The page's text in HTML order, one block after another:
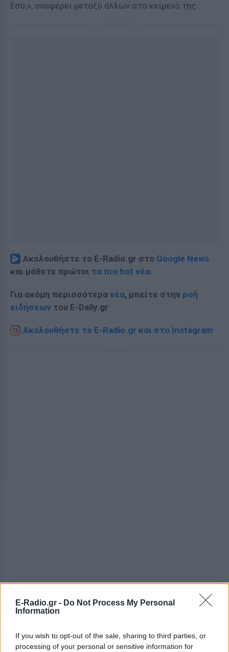
E-Radio.gr - Do Not Process My Personal
Information
If you wish to opt-out of the sale, sharing to third parties, or
processing of your personal or sensitive information for
Εσύ;», αναφέρει μεταξύ άλλων στο κείμενό της.
Ακολουθήστε το E-Radio.gr στο Google News
και μάθετε πρώτοι τα πιο hot νέα.
Για ακόμη περισσότερα νέα, μπείτε στην ροή
ειδήσεων του E-Daily.gr
Ακολουθήστε το E-Radio.gr και στο Instagram
ΔΕΙΤΕ ΕΠΙΣΗΣ
Τουρισμός για Όλους